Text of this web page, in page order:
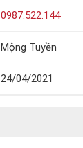
0987.522.144
Mộng Tuyền
24/04/2021